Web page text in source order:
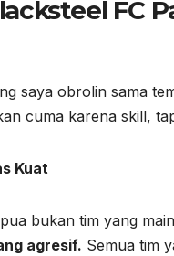
FC
saya obrolin sama
cuma karena skill,
Kuat
bukan tim yang
agresif. Semua tim